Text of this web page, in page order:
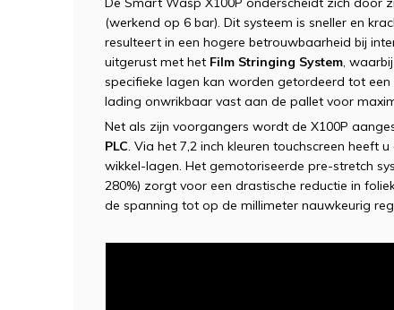
(werkend op 6 bar). Dit systeem is sneller en
resulteert in een hogere betrouwbaarheid bij
uitgerust met het Film Stringing System,
specifieke lagen kan worden getordeerd tot
lading onwrikbaar vast aan de pallet voor
Net als zijn voorgangers wordt de X100P
PLC. Via het 7,2 inch kleuren touchscreen heeft
wikkel-lagen. Het gemotoriseerde pre-stretch
280%) zorgt voor een drastische reductie in
de spanning tot op de millimeter nauwkeurig